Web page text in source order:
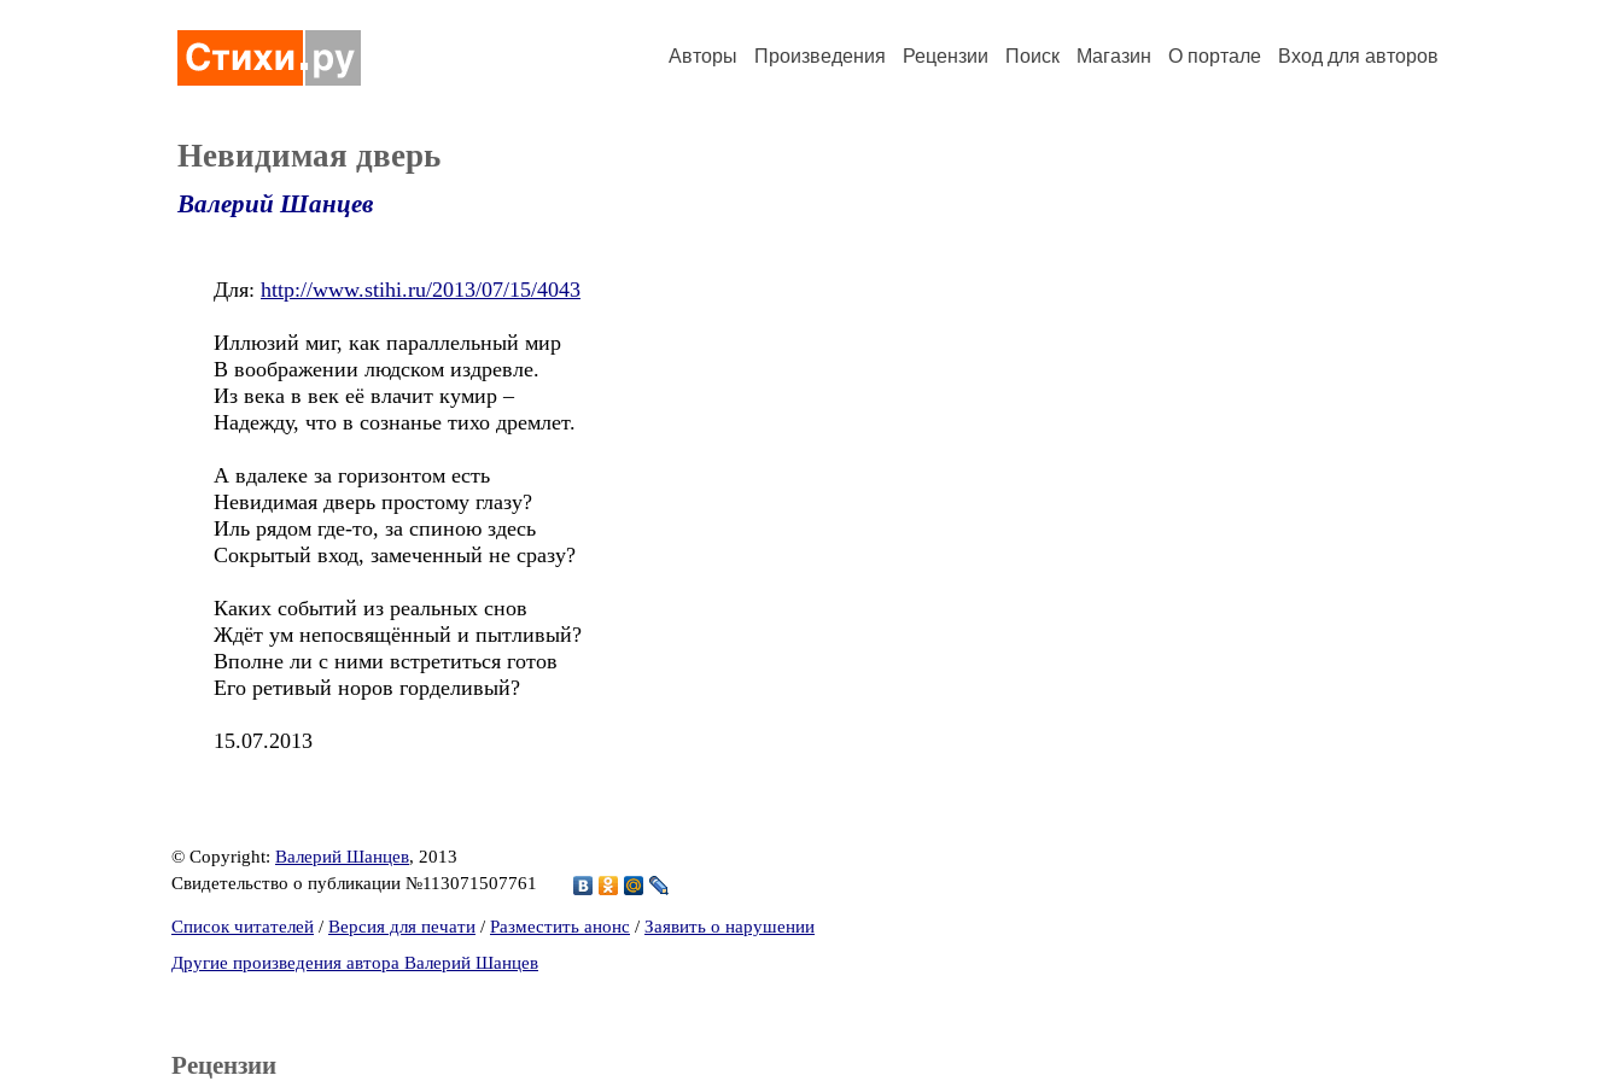
Авторы Произведения Рецензии Поиск Магазин О портале Вход для авторов
Невидимая дверь
Валерий Шанцев
Для: http://www.stihi.ru/2013/07/15/4043
Иллюзий миг, как параллельный мир
В воображении людском издревле.
Из века в век её влачит кумир –
Надежду, что в сознанье тихо дремлет.
А вдалеке за горизонтом есть
Невидимая дверь простому глазу?
Иль рядом где-то, за спиною здесь
Сокрытый вход, замеченный не сразу?
Каких событий из реальных снов
Ждёт ум непосвящённый и пытливый?
Вполне ли с ними встретиться готов
Его ретивый норов горделивый?
15.07.2013
© Copyright: Валерий Шанцев, 2013
Свидетельство о публикации №113071507761
Список читателей / Версия для печати / Разместить анонс / Заявить о нарушении
Другие произведения автора Валерий Шанцев
Рецензии